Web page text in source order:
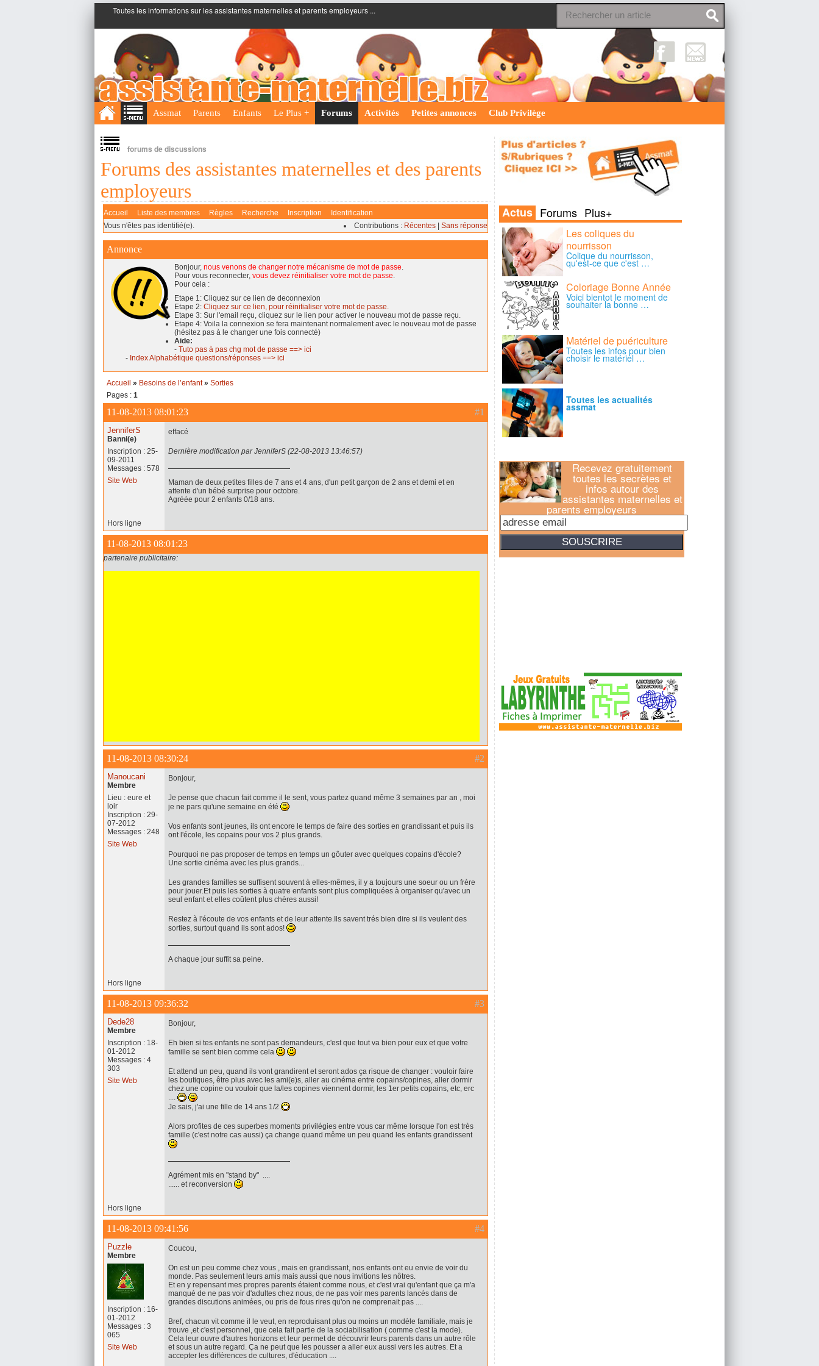
Toutes les informations sur les assistantes maternelles et parents employeurs ...
;
Assmat Parents Enfants Le Plus + Forums Activités Petites annonces Club Privilège
forums de discussions
Forums des assistantes maternelles et des parents
employeurs
Accueil Liste des membres Règles Recherche Inscription
Identification
Vous n'êtes pas identifié(e).
Contributions : Récentes Sans réponse
Annonce
Bonjour, nous venons de changer notre mécanisme de mot de passe.
Pour vous reconnecter, vous devez réinitialiser votre mot de passe.
Pour cela :
Etape 1: Cliquez sur ce lien de deconnexion
Etape 2: Cliquez sur ce lien, pour réinitialiser votre mot de passe.
Etape 3: Sur l'email reçu, cliquez sur le lien pour activer le nouveau mot de passe reçu.
Etape 4: Voila la connexion se fera maintenant normalement avec le nouveau mot de passe
(hésitez pas à le changer une fois connecté)
Aide:
- Tuto pas à pas chg mot de passe ==> ici
- Index Alphabétique questions/réponses ==> ici
Accueil » Besoins de l’enfant » Sorties
Pages : 1
#1
11-08-2013 08:01:23
JenniferS
Banni(e)
Inscription : 25-
09-2011
Messages : 578
Site Web
effacé
Dernière modification par JenniferS (22-08-2013 13:46:57)
Maman de deux petites filles de 7 ans et 4 ans, d'un petit garçon de 2 ans et demi et en
attente d'un bébé surprise pour octobre.
Agréée pour 2 enfants 0/18 ans.
Hors ligne
11-08-2013 08:01:23
partenaire publicitaire:
#2
11-08-2013 08:30:24
Manoucani
Membre
Lieu : eure et
loir
Inscription : 29-
07-2012
Messages : 248
Site Web
Bonjour,
Je pense que chacun fait comme il le sent, vous partez quand même 3 semaines par an , moi
je ne pars qu'une semaine en été
Vos enfants sont jeunes, ils ont encore le temps de faire des sorties en grandissant et puis ils
ont l'école, les copains pour vos 2 plus grands.
Pourquoi ne pas proposer de temps en temps un gôuter avec quelques copains d'école?
Une sortie cinéma avec les plus grands...
Les grandes familles se suffisent souvent à elles-mêmes, il y a toujours une soeur ou un frère
pour jouer.Et puis les sorties à quatre enfants sont plus compliquées à organiser qu'avec un
seul enfant et elles coûtent plus chères aussi!
Restez à l'écoute de vos enfants et de leur attente.Ils savent trés bien dire si ils veulent des
sorties, surtout quand ils sont ados!
A chaque jour suffit sa peine.
Hors ligne
#3
11-08-2013 09:36:32
Dede28
Membre
Inscription : 18-
01-2012
Messages : 4
303
Site Web
Bonjour,
Eh bien si tes enfants ne sont pas demandeurs, c'est que tout va bien pour eux et que votre
famille se sent bien comme cela
Et attend un peu, quand ils vont grandirent et seront ados ça risque de changer : vouloir faire
les boutiques, être plus avec les ami(e)s, aller au cinéma entre copains/copines, aller dormir
chez une copine ou vouloir que la/les copines viennent dormir, les 1er petits copains, etc, erc
....
Je sais, j'ai une fille de 14 ans 1/2
Alors profites de ces superbes moments privilégies entre vous car même lorsque l'on est très
famille (c'est notre cas aussi) ça change quand même un peu quand les enfants grandissent
Agrément mis en "stand by" ....
...... et reconversion
Hors ligne
#4
11-08-2013 09:41:56
Puzzle
Membre
Inscription : 16-
01-2012
Messages : 3
065
Site Web
Coucou,
On est un peu comme chez vous , mais en grandissant, nos enfants ont eu envie de voir du
monde. Pas seulement leurs amis mais aussi que nous invitions les nôtres.
Et en y repensant mes propres parents étaient comme nous, et c'est vrai qu'enfant que ça m'a
manqué de ne pas voir d'adultes chez nous, de ne pas voir mes parents lancés dans de
grandes discutions animées, ou pris de fous rires qu'on ne comprenait pas ....
Bref, chacun vit comme il le veut, en reproduisant plus ou moins un modèle familiale, mais je
trouve ,et c'est personnel, que cela fait partie de la sociabilisation ( comme c'est la mode).
Cela leur ouvre d'autres horizons et leur permet de découvrir leurs parents dans un autre rôle
et sous un autre regard. Ça ne peut que les pousser a aller eux aussi vers les autres. Et a
accepter les différences de cultures, d'éducation ....
Recevez gratuitement
toutes les secrètes et
infos autour des
assistantes maternelles et
parents employeurs